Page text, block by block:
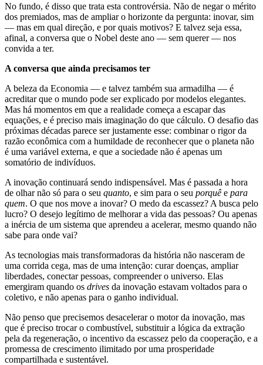
No fundo, é disso que trata esta controvérsia. Não de negar o mérito
dos premiados, mas de ampliar o horizonte da pergunta: inovar, sim
— mas em qual direção, e por quais motivos? E talvez seja essa,
afinal, a conversa que o Nobel deste ano — sem querer — nos
convida a ter.
A conversa que ainda precisamos ter
A beleza da Economia — e talvez também sua armadilha — é
acreditar que o mundo pode ser explicado por modelos elegantes.
Mas há momentos em que a realidade começa a escapar das
equações, e é preciso mais imaginação do que cálculo. O desafio das
próximas décadas parece ser justamente esse: combinar o rigor da
razão econômica com a humildade de reconhecer que o planeta não
é uma variável externa, e que a sociedade não é apenas um
somatório de indivíduos.
A inovação continuará sendo indispensável. Mas é passada a hora
de olhar não só para o seu quanto, e sim para o seu porquê e para
quem. O que nos move a inovar? O medo da escassez? A busca pelo
lucro? O desejo legítimo de melhorar a vida das pessoas? Ou apenas
a inércia de um sistema que aprendeu a acelerar, mesmo quando não
sabe para onde vai?
As tecnologias mais transformadoras da história não nasceram de
uma corrida cega, mas de uma intenção: curar doenças, ampliar
liberdades, conectar pessoas, compreender o universo. Elas
emergiram quando os drives da inovação estavam voltados para o
coletivo, e não apenas para o ganho individual.
Não penso que precisemos desacelerar o motor da inovação, mas
que é preciso trocar o combustível, substituir a lógica da extração
pela da regeneração, o incentivo da escassez pelo da cooperação, e a
promessa de crescimento ilimitado por uma prosperidade
compartilhada e sustentável.